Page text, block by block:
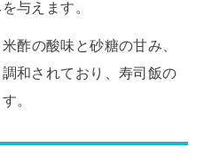
与えます。
酢の酸味と砂糖の甘み、
和されており、寿司飯の
。